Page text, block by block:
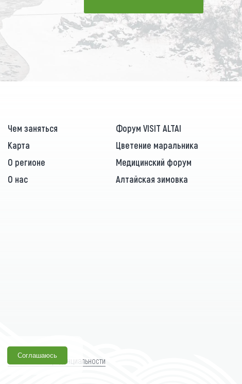
ПОДПИСАТЬСЯ
Чем заняться
Форум VISIT ALTAI
Карта
Цветение маральника
О регионе
Медицинский форум
О нас Алтайская зимовка
Политика конфиденциальности
Соглашаюсь